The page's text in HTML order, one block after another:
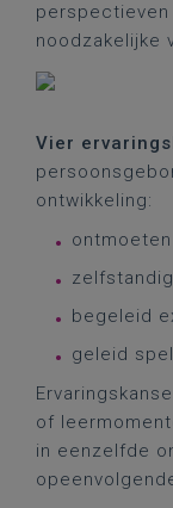
noodzakelijke
Vier
ontwikkeling:
ontmoeten
begeleid
geleid
of
in eenzelfde